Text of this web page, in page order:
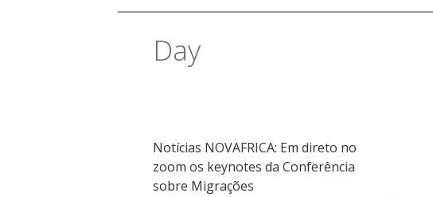
Day
Notícias NOVAFRICA: Em direto no
zoom os keynotes da Conferência
sobre Migrações